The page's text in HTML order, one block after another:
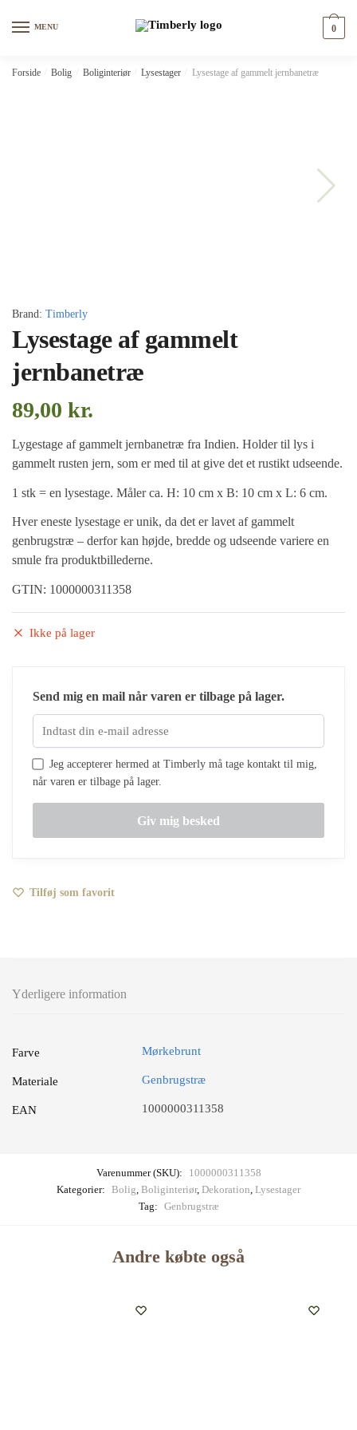
MENU 0
Forside Bolig Boliginteriør Lysestager Lysestage af gammelt jernbanetræ
Brand: Timberly
Lysestage af gammelt
jernbanetræ
89,00 kr.
Lygestage af gammelt jernbanetræ fra Indien. Holder til lys i
gammelt rusten jern, som er med til at give det et rustikt udseende.
1 stk = en lysestage. Måler ca. H: 10 cm x B: 10 cm x L: 6 cm.
Hver eneste lysestage er unik, da det er lavet af gammelt
genbrugstræ – derfor kan højde, bredde og udseende variere en
smule fra produktbillederne.
GTIN: 1000000311358
Ikke på lager
Send mig en mail når varen er tilbage på lager.
Jeg accepterer hermed at Timberly må tage kontakt til mig,
når varen er tilbage på lager.
Tilføj som favorit
Yderligere information
Farve Mørkebrunt
Materiale Genbrugstræ
EAN 1000000311358
Varenummer (SKU):
1000000311358
Kategorier: Bolig, Boliginteriør, Dekoration, Lysestager
Tag: Genbrugstræ
Andre købte også